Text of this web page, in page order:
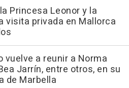
Princesa Leonor y la
visita privada en Mallorca
vuelve a reunir a Norma
Jarrín, entre otros, en su
de Marbella